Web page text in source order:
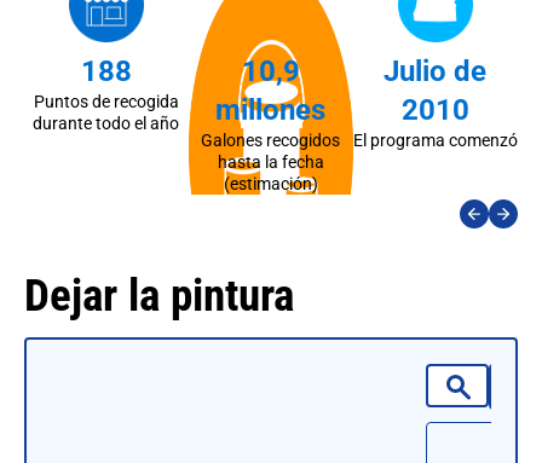
188
Puntos de recogida
durante todo el año
10,9
millones
Galones recogidos
hasta la fecha
(estimación)
Julio de
2010
El programa comenzó
Dejar la pintura